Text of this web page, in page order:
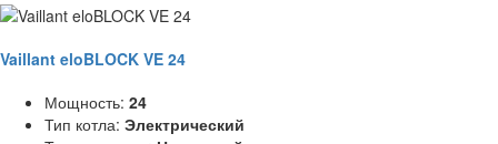
Vaillant eloBLOCK VE 24
Мощность: 24
Тип котла: Электрический